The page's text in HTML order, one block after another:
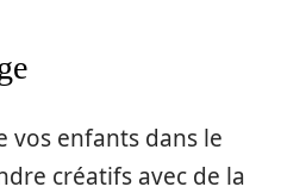
vos enfants dans le
créatifs avec de la